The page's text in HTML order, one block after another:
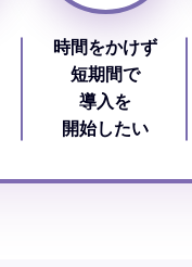
時間をかけず
短期間で
導入を
開始したい